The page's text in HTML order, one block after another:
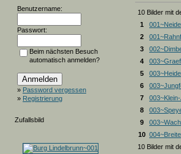
Benutzername:
Passwort:
Beim nächsten Besuch
automatisch anmelden?
» Password vergessen
» Registrierung
Zufallsbild
10 Bilder mit
1
2
3
4
5
6
7
8
9
10
10 Bilder mit